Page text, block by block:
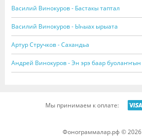
Василий Винокуров - Бастакы таптал
Василий Винокуров - Ыһыах ырыата
Артур Стручков - Сахандьа
Андрей Винокуров - Эн эрэ баар буолаҥҥын
Мы принимаем к оплате:
Фонограммалар.рф © 2026